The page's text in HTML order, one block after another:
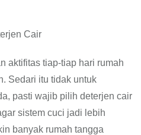
Cair
aktifitas tiap-tiap hari rumah
Sedari itu tidak untuk
pasti wajib pilih deterjen cair
sistem cuci jadi lebih
banyak rumah tangga